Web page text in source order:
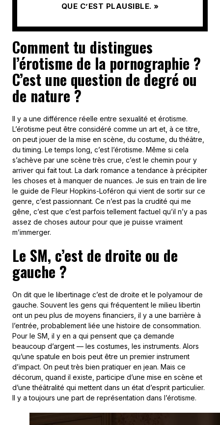
QUE C’EST PLAUSIBLE. »
Comment tu distingues
l’érotisme de la pornographie ?
C’est une question de degré ou
de nature ?
Il y a une différence réelle entre sexualité et érotisme.
L’érotisme peut être considéré comme un art et, à ce titre,
on peut jouer de la mise en scène, du costume, du théâtre,
du timing. Le temps long, c’est l’érotisme. Même si cela
s’achève par une scène très crue, c’est le chemin pour y
arriver qui fait tout. La dark romance a tendance à précipiter
les choses et à manquer de nuances. Je suis en train de lire
le guide de Fleur Hopkins-Loféron qui vient de sortir sur ce
genre, c’est passionnant. Ce n’est pas la crudité qui me
gêne, c’est que c’est parfois tellement factuel qu’il n’y a pas
assez de choses autour pour que je puisse vraiment
m’immerger.
Le SM, c’est de droite ou de
gauche ?
On dit que le libertinage c’est de droite et le polyamour de
gauche. Souvent les gens qui fréquentent le milieu libertin
ont un peu plus de moyens financiers, il y a une barrière à
l’entrée, probablement liée une histoire de consommation.
Pour le SM, il y en a qui pensent que ça demande
beaucoup d’argent — les costumes, les instruments. Alors
qu’une spatule en bois peut être un premier instrument
d’impact. On peut très bien pratiquer en jean. Mais ce
décorum, quand il existe, participe d’une mise en scène et
d’une théâtralité qui mettent dans un état d’esprit particulier.
Il y a toujours une part de représentation dans l’érotisme.